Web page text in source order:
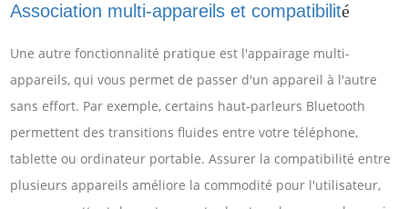
Association multi-appareils et compatibilité
Une autre fonctionnalité pratique est l'appairage multi-
appareils, qui vous permet de passer d'un appareil à l'autre
sans effort. Par exemple, certains haut-parleurs Bluetooth
permettent des transitions fluides entre votre téléphone,
tablette ou ordinateur portable. Assurer la compatibilité entre
plusieurs appareils améliore la commodité pour l'utilisateur,